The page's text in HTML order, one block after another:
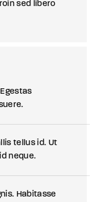
sed libero
tellus id. Ut
neque.
Habitasse